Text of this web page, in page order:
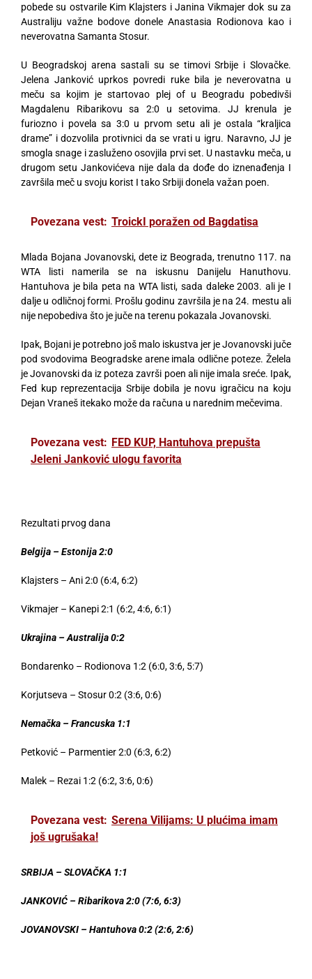
pobede su ostvarile Kim Klajsters i Janina Vikmajer dok su za
Australiju važne bodove donele Anastasia Rodionova kao i
neverovatna Samanta Stosur.
U Beogradskoj arena sastali su se timovi Srbije i Slovačke.
Jelena Janković uprkos povredi ruke bila je neverovatna u
meču sa kojim je startovao plej of u Beogradu pobedivši
Magdalenu Ribarikovu sa 2:0 u setovima. JJ krenula je
furiozno i povela sa 3:0 u prvom setu ali je ostala “kraljica
drame” i dozvolila protivnici da se vrati u igru. Naravno, JJ je
smogla snage i zasluženo osovjila prvi set. U nastavku meča, u
drugom setu Jankovićeva nije dala da dođe do iznenađenja I
završila meč u svoju korist I tako Srbiji donela važan poen.
Povezana vest: TroickI poražen od Bagdatisa
Mlada Bojana Jovanovski, dete iz Beograda, trenutno 117. na
WTA listi namerila se na iskusnu Danijelu Hanuthovu.
Hantuhova je bila peta na WTA listi, sada daleke 2003. ali je I
dalje u odličnoj formi. Prošlu godinu završila je na 24. mestu ali
nije nepobediva što je juče na terenu pokazala Jovanovski.
Ipak, Bojani je potrebno još malo iskustva jer je Jovanovski juče
pod svodovima Beogradske arene imala odlične poteze. Želela
je Jovanovski da iz poteza završi poen ali nije imala sreće. Ipak,
Fed kup reprezentacija Srbije dobila je novu igračicu na koju
Dejan Vraneš itekako može da računa u narednim mečevima.
Povezana vest: FED KUP, Hantuhova prepušta
Jeleni Janković ulogu favorita
Rezultati prvog dana
Belgija – Estonija 2:0
Klajsters – Ani 2:0 (6:4, 6:2)
Vikmajer – Kanepi 2:1 (6:2, 4:6, 6:1)
Ukrajina – Australija 0:2
Bondarenko – Rodionova 1:2 (6:0, 3:6, 5:7)
Korjutseva – Stosur 0:2 (3:6, 0:6)
Nemačka – Francuska 1:1
Petković – Parmentier 2:0 (6:3, 6:2)
Malek – Rezai 1:2 (6:2, 3:6, 0:6)
Povezana vest: Serena Vilijams: U plućima imam
još ugrušaka!
SRBIJA – SLOVAČKA 1:1
JANKOVIĆ – Ribarikova 2:0 (7:6, 6:3)
JOVANOVSKI – Hantuhova 0:2 (2:6, 2:6)